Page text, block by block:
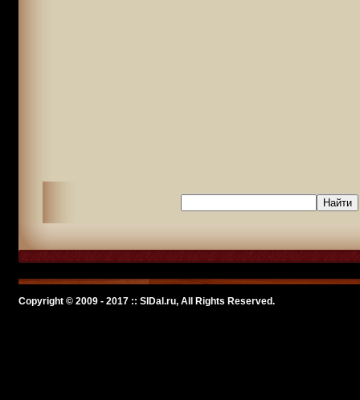
Copyright © 2009 - 2017 :: SlDal.ru, All Rights Reserved.